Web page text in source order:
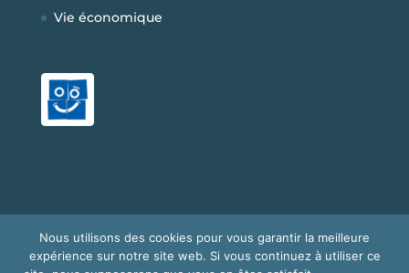
Vie économique
Copyright © 2026Mairie de Morières-les-
Avignon |Développé parbigbird
Nous utilisons des cookies pour vous garantir la meilleure
expérience sur notre site web. Si vous continuez à utiliser ce